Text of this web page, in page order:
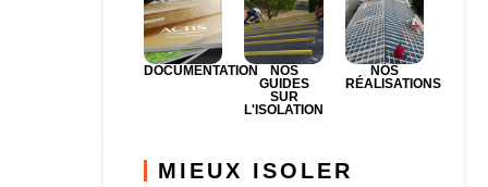
DOCUMENTATION
NOS
GUIDES
SUR
L'ISOLATION
NOS
RÉALISATIONS
MIEUX ISOLER